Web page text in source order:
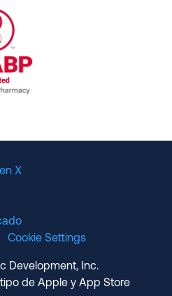
X
Cookie Settings
Development, Inc.
de Apple y App Store